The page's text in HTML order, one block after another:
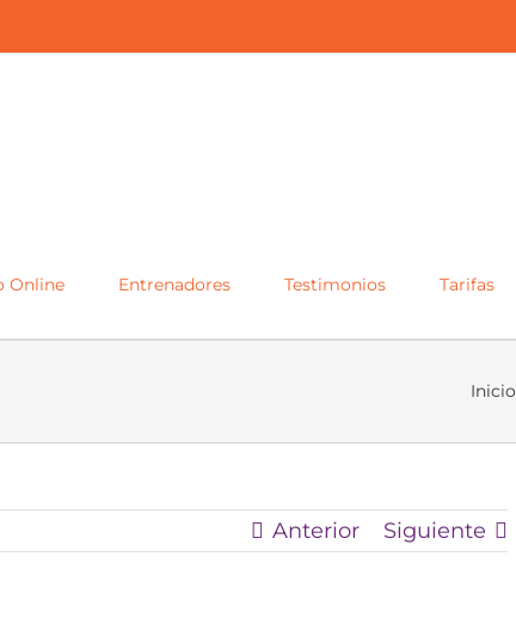
Online Entrenadores Testimonios Tarifas
Inicio
Anterior Siguiente